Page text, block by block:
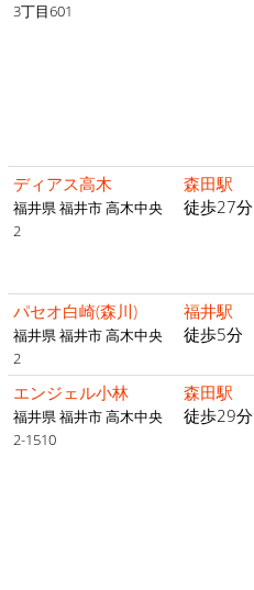
3丁目601
ディアス高木
福井県 福井市 高木中央
2
森田駅
徒歩27分
パセオ白崎(森川)
福井県 福井市 高木中央
2
福井駅
徒歩5分
エンジェル小林
福井県 福井市 高木中央
2-1510
森田駅
徒歩29分